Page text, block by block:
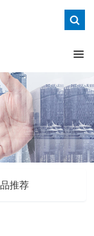
推荐